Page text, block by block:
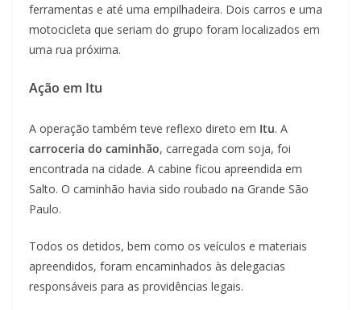
ferramentas e até uma empilhadeira. Dois carros e uma
motocicleta que seriam do grupo foram localizados em
uma rua próxima.
Ação em Itu
A operação também teve reflexo direto em Itu. A
carroceria do caminhão, carregada com soja, foi
encontrada na cidade. A cabine ficou apreendida em
Salto. O caminhão havia sido roubado na Grande São
Paulo.
Todos os detidos, bem como os veículos e materiais
apreendidos, foram encaminhados às delegacias
responsáveis para as providências legais.